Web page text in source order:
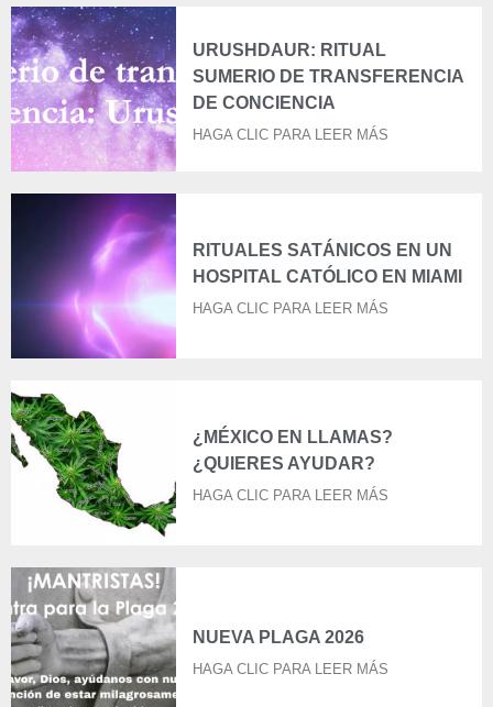
URUSHDAUR: RITUAL
SUMERIO DE TRANSFERENCIA
DE CONCIENCIA
HAGA CLIC PARA LEER MÁS
RITUALES SATÁNICOS EN UN
HOSPITAL CATÓLICO EN MIAMI
HAGA CLIC PARA LEER MÁS
¿MÉXICO EN LLAMAS?
¿QUIERES AYUDAR?
HAGA CLIC PARA LEER MÁS
NUEVA PLAGA 2026
HAGA CLIC PARA LEER MÁS